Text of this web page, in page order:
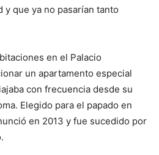
y que ya no pasarían tanto
en el Palacio
un apartamento especial
con frecuencia desde su
Elegido para el papado en
en 2013 y fue sucedido por